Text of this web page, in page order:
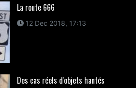
La route 666
12 Dec 2018, 17:13
Des cas réels d'objets hantés